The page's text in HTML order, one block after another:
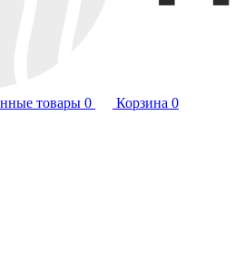
товары 0 Корзина 0